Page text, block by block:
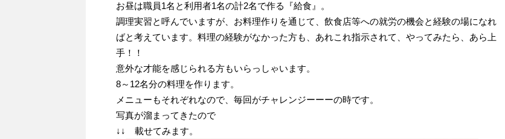
お昼は職員1名と利用者1名の計2名で作る『給食』。
調理実習と呼んでいますが、お料理作りを通じて、飲食店等への就労の機会と経験の場になれ
ばと考えています。料理の経験がなかった方も、あれこれ指示されて、やってみたら、あら上
手！！
意外な才能を感じられる方もいらっしゃいます。
8～12名分の料理を作ります。
メニューもそれぞれなので、毎回がチャレンジーーーの時です。
写真が溜まってきたので
↓↓ 載せてみます。